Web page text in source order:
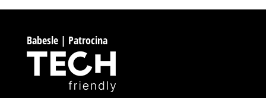
Babesle | Patrocina